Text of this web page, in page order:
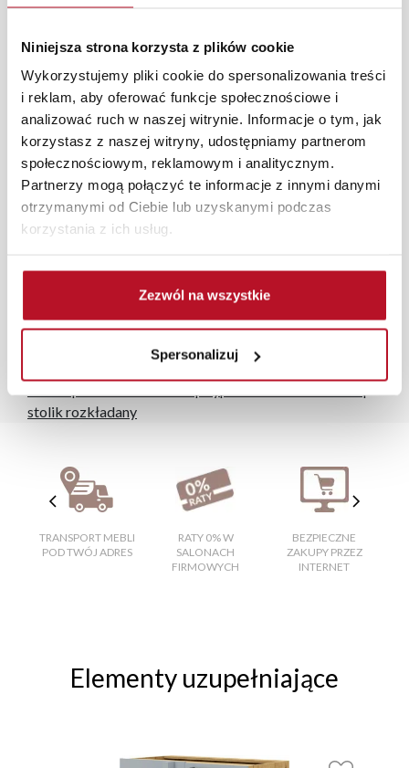
Niniejsza strona korzysta z plików cookie
Wykorzystujemy pliki cookie do spersonalizowania treści
i reklam, aby oferować funkcje społecznościowe i
analizować ruch w naszej witrynie. Informacje o tym, jak
korzystasz z naszej witryny, udostępniamy partnerom
społecznościowym, reklamowym i analitycznym.
Partnerzy mogą połączyć te informacje z innymi danymi
otrzymanymi od Ciebie lub uzyskanymi podczas
korzystania z ich usług.
Zezwól na wszystkie
Spersonalizuj
aranżacji mebli, a nasi pracownicy z wykorzystaniem
przygotują kompleksową wizualizację Państwa
pomieszczenia wraz z wyceną. Każde zamówienie
złożone w sklepie stacjonarnym dostarczymy do 3 dni
roboczych na terenie całej Polski. W przypadku
zamówień internetowych czas dostawy wynosi do 5 dni
roboczych, również na terenie całego kraju. Wszystkie
zamówienia powyżej 1000 zł dostarczamy gratis
niezależnie od miejsca złożenia zamówienia.
się od widocznych na ekranie, zależnie od ustawień
Popularne wyszukiwania:
nowoczesny narożnik do salonu
krzesła i taborety do
stolik rozkładany
TRANSPORT MEBLI
POD TWÓJ ADRES
RATY 0% W
SALONACH
FIRMOWYCH
BEZPIECZNE
ZAKUPY PRZEZ
INTERNET
Elementy uzupełniające